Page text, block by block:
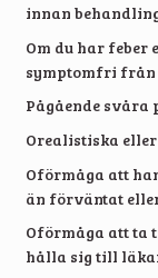
innan
Om du har
symptomfri från
Pågående svåra
Orealistiska
Oförmåga att
än förväntat
Oförmåga att ta
hålla sig till